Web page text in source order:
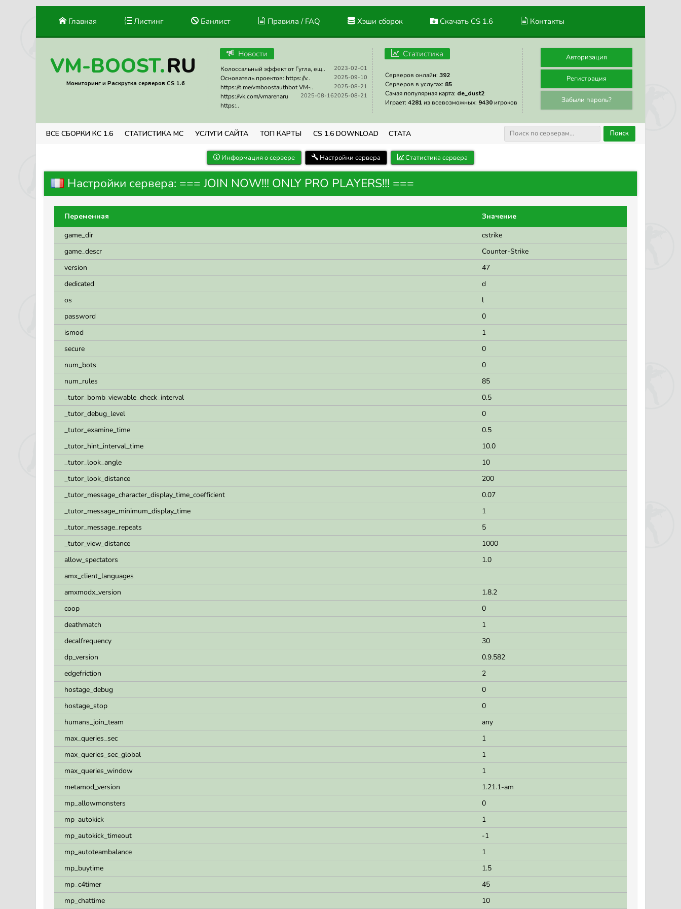
Главная Листинг Банлист Правила / FAQ Хэши сборок Скачать CS 1.6 Контакты
VM-BOOST.RU
Мониторинг и Раскрутка серверов CS 1.6
Новости
2023-02-01
Колоссальный эффект от Гугла, ещ..
2025-09-10
Основатель проектов: https://v..
2025-08-21
https://t.me/vmboostauthbot VM-..
2025-08-21
2025-08-16
https://vk.com/vmarenaru
https:..
Статистика
Серверов онлайн: 392
Серверов в услугах: 85
Самая популярная карта: de_dust2
Играет: 4281 из всевозможных: 9430 игроков
Авторизация
Регистрация
Забыли пароль?
ВСЕ СБОРКИ КС 1.6 СТАТИСТИКА МС УСЛУГИ САЙТА ТОП КАРТЫ CS 1.6 DOWNLOAD СТАТА Поиск
Информация о сервере Настройки сервера Статистика сервера
Настройки сервера: === JOIN NOW!!! ONLY PRO PLAYERS!!! ===
Переменная
Значение
game_dir
cstrike
game_descr
Counter-Strike
version
47
dedicated
d
os
l
password
0
ismod
1
secure
0
num_bots
0
num_rules
85
_tutor_bomb_viewable_check_interval
0.5
_tutor_debug_level
0
_tutor_examine_time
0.5
_tutor_hint_interval_time
10.0
_tutor_look_angle
10
_tutor_look_distance
200
_tutor_message_character_display_time_coefficient
0.07
_tutor_message_minimum_display_time
1
_tutor_message_repeats
5
_tutor_view_distance
1000
allow_spectators
1.0
amx_client_languages
amxmodx_version
1.8.2
coop
0
deathmatch
1
decalfrequency
30
dp_version
0.9.582
edgefriction
2
hostage_debug
0
hostage_stop
0
humans_join_team
any
max_queries_sec
1
max_queries_sec_global
1
max_queries_window
1
metamod_version
1.21.1-am
mp_allowmonsters
0
mp_autokick
1
mp_autokick_timeout
-1
mp_autoteambalance
1
mp_buytime
1.5
mp_c4timer
45
mp_chattime
10